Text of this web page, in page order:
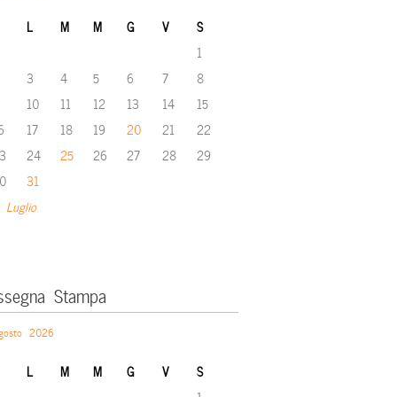
L M M G V S
Luglio
1
3 4 5 6 7
8
10 11 12 13 14
15
17 18 19 20 21
22
24 25 26 27 28
29
31
Stampa
2026
L M M G V S